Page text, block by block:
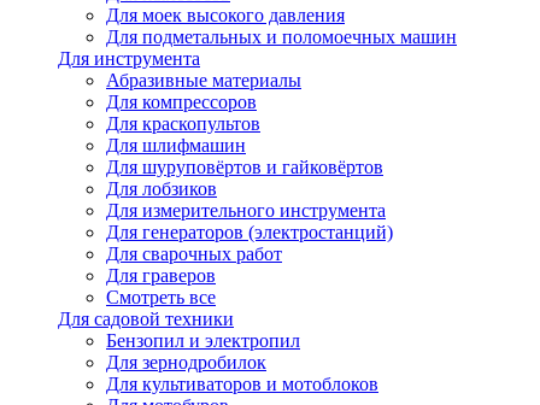
Для моек высокого давления
Для подметальных и поломоечных машин
Для инструмента
Абразивные материалы
Для компрессоров
Для краскопультов
Для шлифмашин
Для шуруповёртов и гайковёртов
Для лобзиков
Для измерительного инструмента
Для генераторов (электростанций)
Для сварочных работ
Для граверов
Смотреть все
Для садовой техники
Бензопил и электропил
Для зернодробилок
Для культиваторов и мотоблоков